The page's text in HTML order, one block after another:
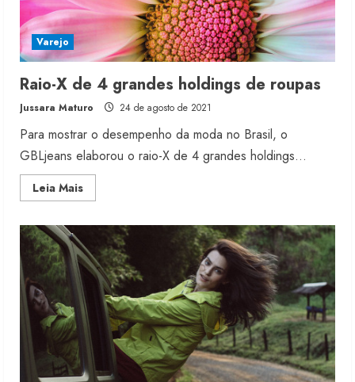
Varejo
Raio-X de 4 grandes holdings de roupas
Jussara Maturo 24 de agosto de 2021
Para mostrar o desempenho da moda no Brasil, o
GBLjeans elaborou o raio-X de 4 grandes holdings...
Leia MaisRead
more
de
4
grandes
holdings
de
roupas